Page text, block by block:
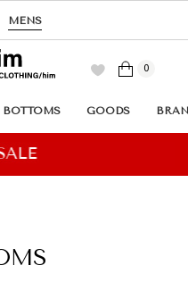
MENS
0
BOTTOMS GOODS